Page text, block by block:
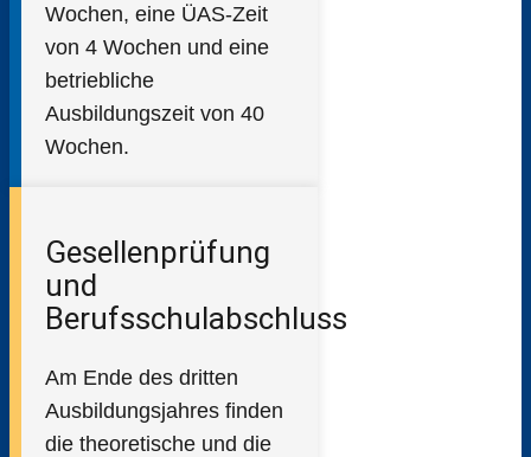
Wochen, eine ÜAS-Zeit
von 4 Wochen und eine
betriebliche
Ausbildungszeit von 40
Wochen.
Gesellenprüfung
und
Berufsschulabschluss
Am Ende des dritten
Ausbildungsjahres finden
die theoretische und die